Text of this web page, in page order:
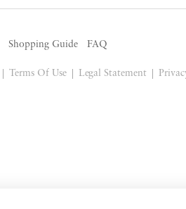
Shopping Guide FAQ
Terms Of Use Legal Statement